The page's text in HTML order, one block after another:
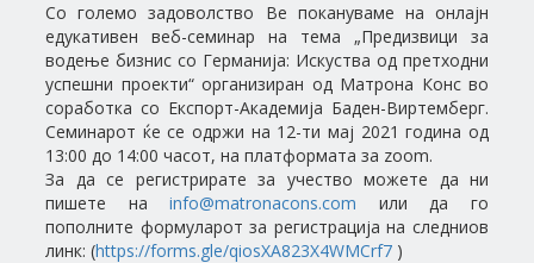
Со големо задоволство Ве поканувамe на онлајн
едукативен веб-семинар на тема „Предизвици за
водење бизнис со Германија: Искуства од претходни
успешни проекти“ организиран од Матрона Конс во
соработка со Експорт-Академија Баден-Виртемберг.
Семинарот ќе се одржи на 12-ти мај 2021 година од
13:00 до 14:00 часот, на платформата за zoom.
За да се регистрирате за учество можете да ни
пишете наinfo@matronacons.com или да го
пополните формуларот за регистрација на следниов
линк: (https://forms.gle/qiosXA823X4WMCrf7 )